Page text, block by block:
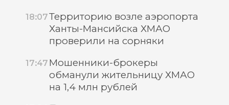
18:07Территорию возле аэропорта
Ханты-Мансийска ХМАО
проверили на сорняки
17:47 Мошенники-брокеры
обманули жительницу ХМАО
на 1,4 млн рублей